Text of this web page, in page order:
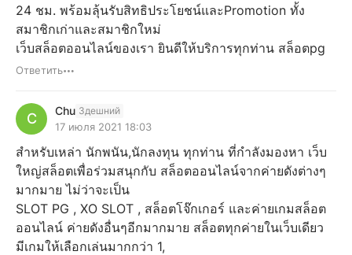
24 ชม. พร้อมลุ้นรับสิทธิประโยชน์และPromotion ทั้ง
สมาชิกเก่าและสมาชิกใหม่
เว็บสล็อตออนไลน์ของเรา ยินดีให้บริการทุกท่าน สล็อตpg
Ответить
C Chu Здешний
17 июля 2021 18:03
สำหรับเหล่า นักพนัน,นักลงทุน ทุกท่าน ที่กำลังมองหา เว็บ
ใหญ่สล็อตเพื่อร่วมสนุกกับ สล็อตออนไลน์จากค่ายดังต่างๆ
มากมาย ไม่ว่าจะเป็น
SLOT PG , XO SLOT , สล็อตโจ๊กเกอร์ และค่ายเกมสล็อต
ออนไลน์ ค่ายดังอื่นๆอีกมากมาย สล็อตทุกค่ายในเว็บเดียว
มีเกมให้เลือกเล่นมากกว่า 1,